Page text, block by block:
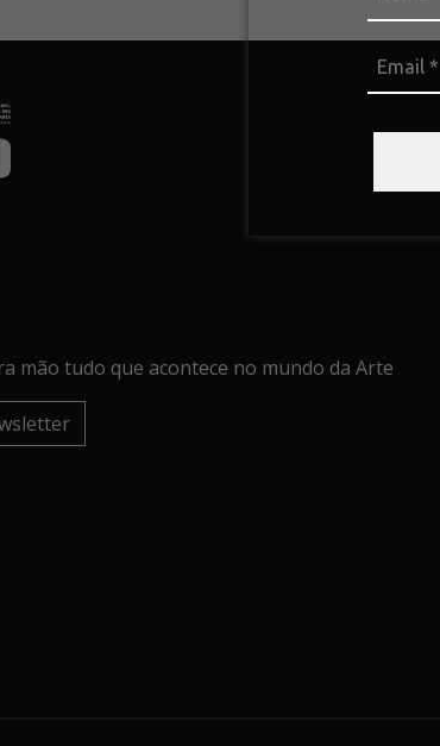
mão tudo que acontece no mundo da Arte